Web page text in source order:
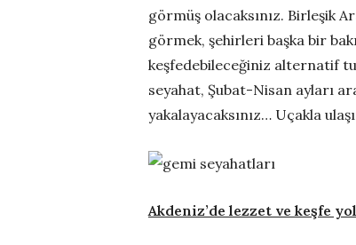
görmüş olacaksınız. Birleşik
görmek, şehirleri başka bir
keşfedebileceğiniz alternatif
seyahat, Şubat-Nisan ayları
yakalayacaksınız… Uçakla
Akdeniz’de lezzet ve keşfe